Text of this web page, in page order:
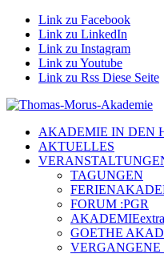
Link zu Facebook
Link zu LinkedIn
Link zu Instagram
Link zu Youtube
Link zu Rss Diese Seite
AKADEMIE IN DEN
AKTUELLES
TAGUNGEN
FORUM :PGR
AKADEMIEextra
GOETHE